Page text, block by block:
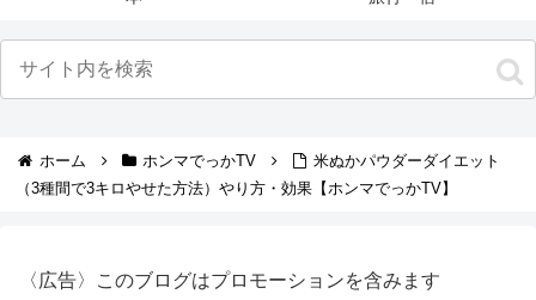
ホーム ホンマでっかTV
米ぬかパウダーダイエット
（3種間で3キロやせた方法）やり方・効果【ホンマでっかTV】
〈広告〉このブログはプロモーションを含みます